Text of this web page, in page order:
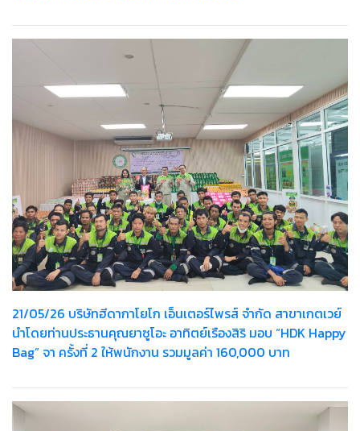
21/05/26 บริษัทฮีดากาโยโก เอ็นเตอร์ไพรส์ จำกัด สาขาเกตเวย์
นำโดยท่านประธานคุณยาซูโอะ อาทิตย์เรืองสิริ มอบ “HDK Happy
Bag” จา ครั้งที่ 2 ให้พนักงาน รวมมูลค่า 160,000 บาท